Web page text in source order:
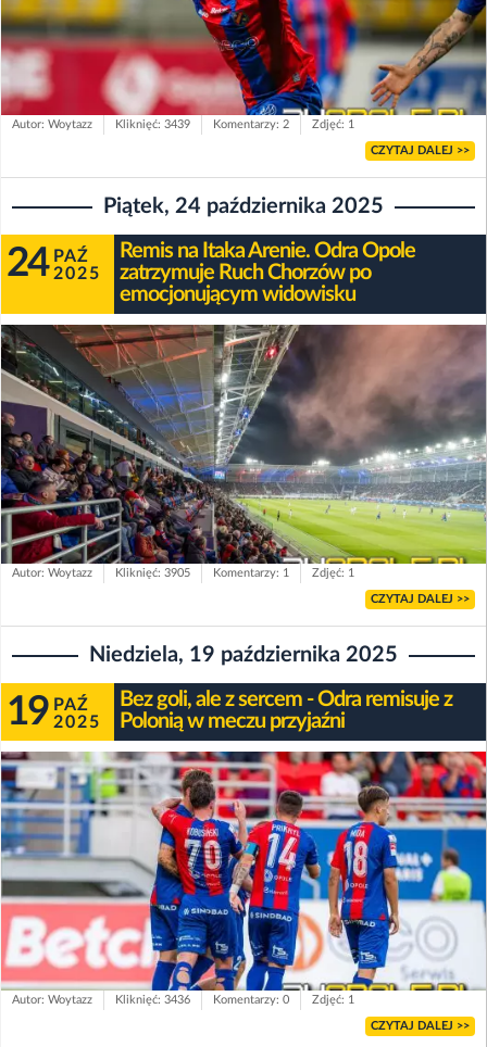
Autor: Woytazz Kliknięć: 3439 Komentarzy: 2 Zdjęć: 1
CZYTAJ DALEJ >>
Piątek, 24 października 2025
24 PAŹ
2025
Remis na Itaka Arenie. Odra Opole
zatrzymuje Ruch Chorzów po
emocjonującym widowisku
Autor: Woytazz Kliknięć: 3905 Komentarzy: 1 Zdjęć: 1
CZYTAJ DALEJ >>
Niedziela, 19 października 2025
19 PAŹ
2025
Bez goli, ale z sercem - Odra remisuje z
Polonią w meczu przyjaźni
Autor: Woytazz Kliknięć: 3436 Komentarzy: 0 Zdjęć: 1
CZYTAJ DALEJ >>